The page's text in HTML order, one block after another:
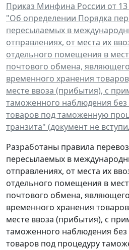
Приказ Минфина России от
"Об определении Порядка
пересылаемых в
отправлениях, от места их
отдельного помещения в
почтового обмена,
временного хранения
месте ввоза (прибытия), с
таможенного наблюдения
товаров под таможенную
транзита" (документ не
Разработаны правила
пересылаемых в
отправлениях, от места их
отдельного помещения в
почтового обмена,
временного хранения
месте ввоза (прибытия), с
таможенного наблюдения
товаров под процедуру